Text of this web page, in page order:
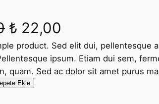
O
r
i
j
₺ 22,00
u
a
product. Sed elit dui, pellentesque
ipsum. Etiam dui sem,
quam. Sed ac dolor sit amet purus
Ekle